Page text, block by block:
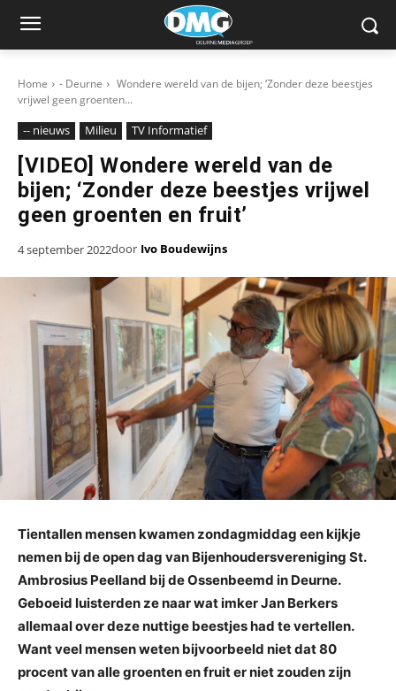
Home - Deurne
Wondere wereld van de bijen; ‘Zonder deze beestjes
vrijwel geen groenten...
-- nieuws Milieu TV Informatief
[VIDEO] Wondere wereld van de
bijen; ‘Zonder deze beestjes vrijwel
geen groenten en fruit’
4 september 2022door Ivo Boudewijns
Tientallen mensen kwamen zondagmiddag een kijkje
nemen bij de open dag van Bijenhoudersvereniging St.
Ambrosius Peelland bij de Ossenbeemd in Deurne.
Geboeid luisterden ze naar wat imker Jan Berkers
allemaal over deze nuttige beestjes had te vertellen.
Want veel mensen weten bijvoorbeeld niet dat 80
procent van alle groenten en fruit er niet zouden zijn